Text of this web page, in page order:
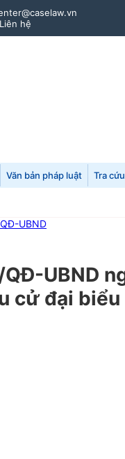
Liên hệ
Văn bản pháp luật Tra
UBND
UBND
cử đại